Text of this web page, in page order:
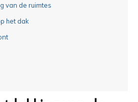
van de ruimtes
het dak